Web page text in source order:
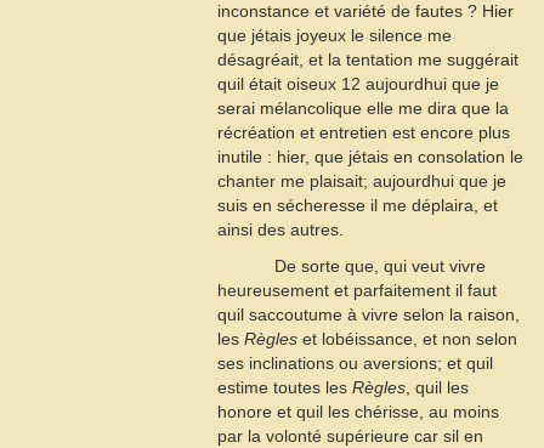
inconstance et variété de fautes ? Hier
que jétais joyeux le silence me
désagréait, et la tentation me suggérait
quil était oiseux 12 aujourdhui que je
serai mélancolique elle me dira que la
récréation et entretien est encore plus
inutile : hier, que jétais en consolation le
chanter me plaisait; aujourdhui que je
suis en sécheresse il me déplaira, et
ainsi des autres.
De sorte que, qui veut vivre
heureusement et parfaitement il faut
quil saccoutume à vivre selon la raison,
les Règles et lobéissance, et non selon
ses inclinations ou aversions; et quil
estime toutes les Règles , quil les
honore et quil les chérisse, au moins
par la volonté supérieure car sil en